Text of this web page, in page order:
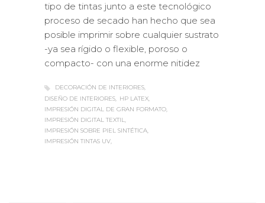
tipo de tintas junto a este tecnológico
proceso de secado han hecho que sea
posible imprimir sobre cualquier sustrato
-ya sea rígido o flexible, poroso o
compacto- con una enorme nitidez
DECORACIÓN DE INTERIORES
DISEÑO DE INTERIORES
HP LATEX
IMPRESIÓN DIGITAL DE GRAN FORMATO
IMPRESIÓN DIGITAL TEXTIL
IMPRESIÓN SOBRE PIEL SINTÉTICA
IMPRESIÓN TINTAS UV